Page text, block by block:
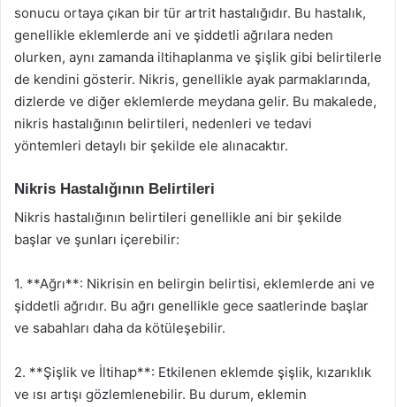
sonucu ortaya çıkan bir tür artrit hastalığıdır. Bu hastalık,
genellikle eklemlerde ani ve şiddetli ağrılara neden
olurken, aynı zamanda iltihaplanma ve şişlik gibi belirtilerle
de kendini gösterir. Nikris, genellikle ayak parmaklarında,
dizlerde ve diğer eklemlerde meydana gelir. Bu makalede,
nikris hastalığının belirtileri, nedenleri ve tedavi
yöntemleri detaylı bir şekilde ele alınacaktır.
Nikris Hastalığının Belirtileri
Nikris hastalığının belirtileri genellikle ani bir şekilde
başlar ve şunları içerebilir:
1. **Ağrı**: Nikrisin en belirgin belirtisi, eklemlerde ani ve
şiddetli ağrıdır. Bu ağrı genellikle gece saatlerinde başlar
ve sabahları daha da kötüleşebilir.
2. **Şişlik ve İltihap**: Etkilenen eklemde şişlik, kızarıklık
ve ısı artışı gözlemlenebilir. Bu durum, eklemin